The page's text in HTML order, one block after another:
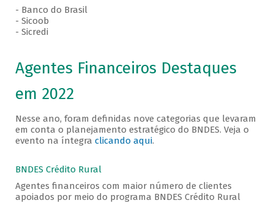
- Banco do Brasil
- Sicoob
- Sicredi
Agentes Financeiros Destaques
em 2022
Nesse ano, foram definidas nove categorias que levaram
em conta o planejamento estratégico do BNDES. Veja o
evento na íntegra clicando aqui.
BNDES Crédito Rural
Agentes financeiros com maior número de clientes
apoiados por meio do programa BNDES Crédito Rural